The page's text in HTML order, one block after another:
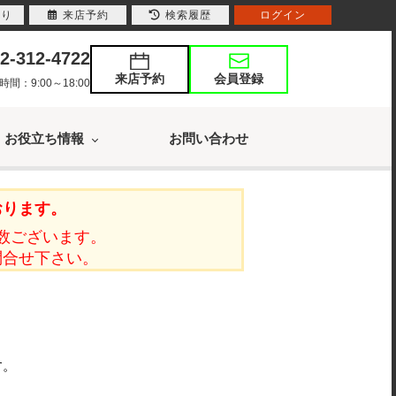
312-4722
間：9:00～18:00 来店予約 会員登録
お役立ち情報 お問い合わせ
ます。
ざいます。
せ下さい。
来店予約 検索履歴 ログイン